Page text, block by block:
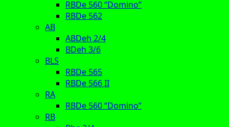
RBDe 560 “Domino”
RBDe 562
AB
ABDeh 2/4
BDeh 3/6
BLS
RBDe 565
RBDe 566 II
RA
RBDe 560 “Domino”
RB